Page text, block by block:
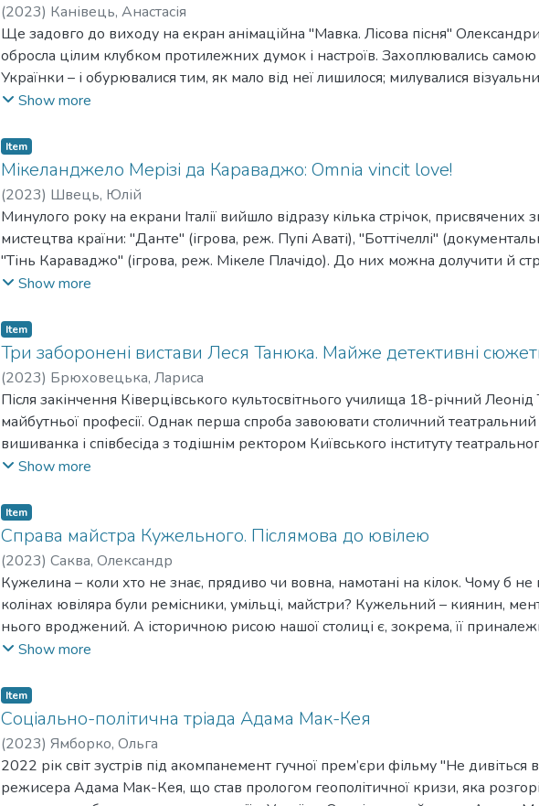
(2023) Канівець, Анастасія
Ще задовго до виходу на екран анімаційна "Мавка. Лісова пісня"
обросла цілим клубком протилежних думок і настроїв. Захоплювались самою
Українки – і обурювалися тим, як мало від неї лишилося; милувалися
Мавка куди органічніше вписується в ряд "діснеївських принцес", ніж
Show more
Item
Мікеланджело Мерізі да Караваджо: Omnia vincit love!
(2023) Швець, Юлій
Минулого року на екрани Італії вийшло відразу кілька стрічок, присвячених
мистецтва країни: "Данте" (ігрова, реж. Пупі Аваті), "Боттічеллі"
"Тінь Караваджо" (ігрова, реж. Мікеле Плачідо). До них можна долучити й
режисера Паоло Тавіані, в якій дух Луїджі Піранделло отримує нове життя
належне особистостям, що формували ідеї європейського гуманізму, і які
інтерес.
Show more
Item
Три заборонені вистави Леся Танюка. Майже детективні
(2023) Брюховецька, Лариса
Після закінчення Ківерцівського культосвітнього училища 18-річний
майбутньої професії. Однак перша спроба завоювати столичний
вишиванка і співбесіда з тодішнім ректором Київського інституту
Карого Семеном Ткаченком не стала аргументом для зарахування, скоріше
Крушельницького, учня і послідовника Леся Курбаса, багаторічного (з 1933
театру ім. Тараса Шевченка, а з 1952 року – актора і режисера Київського
виставах і знімався в кіно.
Show more
Item
Справа майстра Кужельного. Післямова до ювілею
(2023) Саква, Олександр
Кужелина – коли хто не знає, прядиво чи вовна, намотані на кілок. Чому б
колінах ювіляра були ремісники, умільці, майстри? Кужельний – киянин,
нього вроджений. А історичною рисою нашої столиці є, зокрема, її
магдебурзького права, що формувало суверенну систему життя виробничих
виконавської спільноти. Здавна діяв у Києві й музичний цех, що заснував
школу). Магдебурзьке право захищало цеховиків від тиску держави й
ремесел і торгівлі, європеїзувало міський устрій, формувало фахову гідність
товарів і послуг.До чого веду? А Олексій Кужельний, 35 років тому
справи, в її основу поклав принцип ангажементу – найму артистів для участі
Show more
Item
Соціально-політична тріада Адама Мак-Кея
(2023) Ямборко, Ольга
2022 рік світ зустрів під акомпанемент гучної прем’єри фільму "Не
режисера Адама Мак-Кея, що став прологом геополітичної кризи, яка